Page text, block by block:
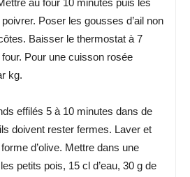
au four 10 minutes puis les
Poser les gousses d’ail non
Baisser le thermostat à 7
Pour une cuisson rosée
kg.
effilés 5 à 10 minutes dans de
doivent rester fermes. Laver et
d’olive. Mettre dans une
petits pois, 15 cl d’eau, 30 g de